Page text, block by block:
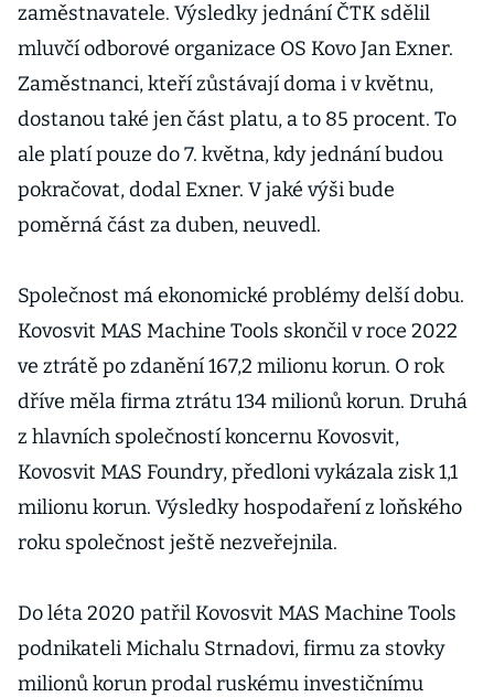
zaměstnavatele. Výsledky jednání ČTK sdělil
mluvčí odborové organizace OS Kovo Jan Exner.
Zaměstnanci, kteří zůstávají doma i v květnu,
dostanou také jen část platu, a to 85 procent. To
ale platí pouze do 7. května, kdy jednání budou
pokračovat, dodal Exner. V jaké výši bude
poměrná část za duben, neuvedl.
Společnost má ekonomické problémy delší dobu.
Kovosvit MAS Machine Tools skončil v roce 2022
ve ztrátě po zdanění 167,2 milionu korun. O rok
dříve měla firma ztrátu 134 milionů korun. Druhá
z hlavních společností koncernu Kovosvit,
Kovosvit MAS Foundry, předloni vykázala zisk 1,1
milionu korun. Výsledky hospodaření z loňského
roku společnost ještě nezveřejnila.
Do léta 2020 patřil Kovosvit MAS Machine Tools
podnikateli Michalu Strnadovi, firmu za stovky
milionů korun prodal ruskému investičnímu